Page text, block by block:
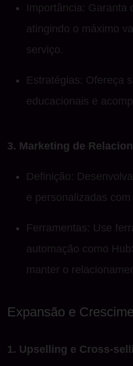
Importância: Garanta
atingindo o máximo
serviço.
Estratégias: Ofereça
educacionais e
3. Marketing de
Definição:
e personalizadas
Ferramentas: Use
automação como
manter o
Expansão e
1. Upselling e Cross-